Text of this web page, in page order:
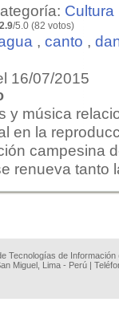
Cultura
2.9/5.0 (82 votos)
, canto ,
16/07/2015
y música
en la
campesina
renueva tanto
Tecnologías de
Miguel, Lima - Perú |